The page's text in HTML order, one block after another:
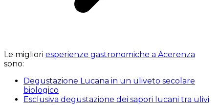
Le migliori esperienze gastronomiche a Acerenza
sono:
Degustazione Lucana in un uliveto secolare
biologico
Esclusiva degustazione dei sapori lucani tra ulivi